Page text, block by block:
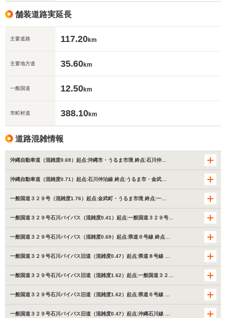
舗装道路実延長
主要道路 117.20km
主要地方道 35.60km
一般国道 12.50km
市町村道 388.10km
道路混雑情報
沖縄自動車道（混雑度0.69）起点:沖縄市・うるま市境 終点:石川仲…
沖縄自動車道（混雑度0.71）起点:石川仲泊線 終点:うるま市・金武…
一般国道３２９号（混雑度1.76）起点:金武町・うるま市境 終点:一…
一般国道３２９号石川バイパス（混雑度0.41）起点:一般国道３２９号…
一般国道３２９号石川バイパス（混雑度0.69）起点:県道６号線 終点…
一般国道３２９号石川バイパス旧道（混雑度0.47）起点:県道８号線 …
一般国道３２９号石川バイパス旧道（混雑度1.62）起点:一般国道３２…
一般国道３２９号石川バイパス旧道（混雑度1.62）起点:県道６号線 …
一般国道３２９号石川バイパス旧道（混雑度0.47）起点:沖縄石川線 …